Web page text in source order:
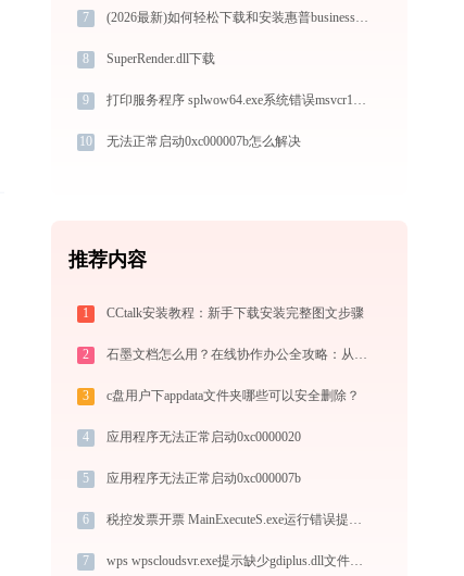
7 (2026最新)如何轻松下载和安装惠普business inkjet 2600dn打印机驱动？跟着这篇指南走
8 SuperRender.dll下载
9 打印服务程序 splwow64.exe系统错误msvcr100.dll丢失如何解决
10 无法正常启动0xc000007b怎么解决
推荐内容
1 CCtalk安装教程：新手下载安装完整图文步骤
2 石墨文档怎么用？在线协作办公全攻略：从注册到团队高效协同
3 c盘用户下appdata文件夹哪些可以安全删除？
4 应用程序无法正常启动0xc0000020
5 应用程序无法正常启动0xc000007b
6 税控发票开票 MainExecuteS.exe运行错误提示0xc000000d的解决办法
7 wps wpscloudsvr.exe提示缺少gdiplus.dll文件的解决办法